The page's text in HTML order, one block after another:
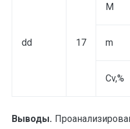
dd 17
M
m
Cv,%
Выводы.